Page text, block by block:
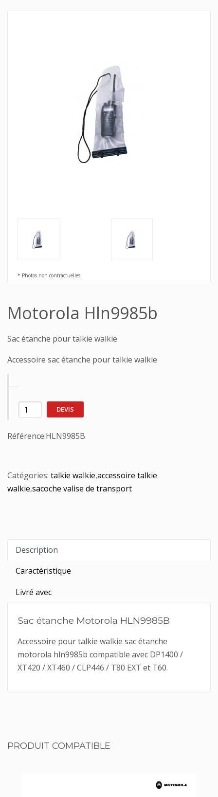
* Photos non contractuelles
Motorola Hln9985b
Sac étanche pour talkie walkie
Accessoire sac étanche pour talkie walkie
DEVIS
Référence:HLN9985B
Catégories: talkie walkie,accessoire talkie
walkie,sacoche valise de transport
Description
Caractéristique
Livré avec
Sac étanche Motorola HLN9985B
Accessoire pour talkie walkie sac étanche
motorola hln9985b compatible avec DP1400 /
XT420 / XT460 / CLP446 / T80 EXT et T60.
PRODUIT COMPATIBLE